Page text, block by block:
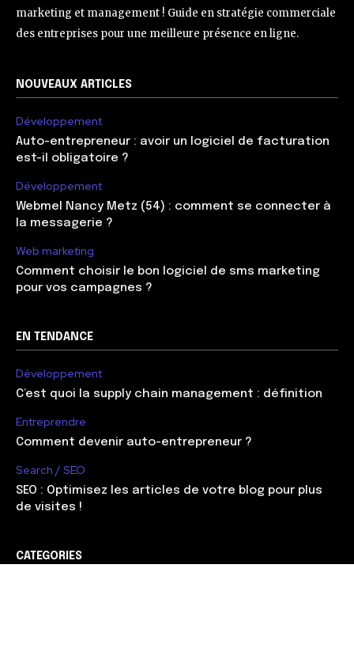
marketing et management ! Guide en stratégie commerciale
des entreprises pour une meilleure présence en ligne.
NOUVEAUX ARTICLES
Développement
Auto-entrepreneur : avoir un logiciel de facturation
est-il obligatoire ?
Développement
Webmel Nancy Metz (54) : comment se connecter à
la messagerie ?
Web marketing
Comment choisir le bon logiciel de sms marketing
pour vos campagnes ?
EN TENDANCE
Développement
C’est quoi la supply chain management : définition
Entreprendre
Comment devenir auto-entrepreneur ?
Search / SEO
SEO : Optimisez les articles de votre blog pour plus
de visites !
CATEGORIES